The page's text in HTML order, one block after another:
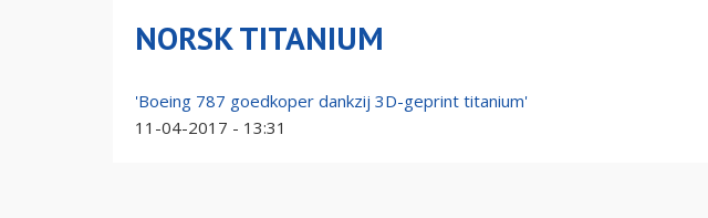
NORSK TITANIUM
'Boeing 787 goedkoper dankzij 3D-geprint titanium'
11-04-2017 - 13:31